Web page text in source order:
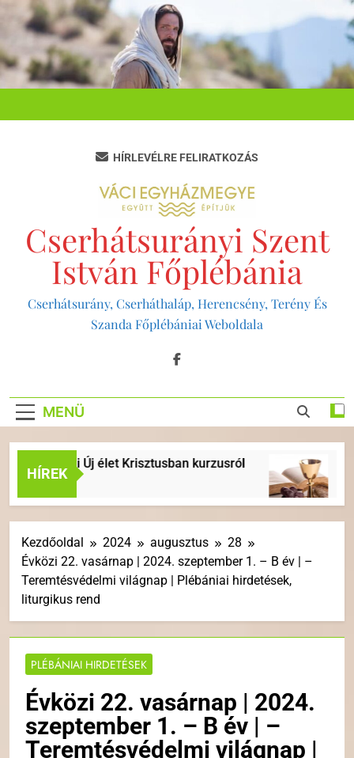
Ugrás
tartalomra
Cserhátsurányi Szent
István Főplébánia
Cserhátsurány, Cserháthaláp, Herencsény, Terény És
Szanda Főplébániai Weboldala
HÍRLEVÉLRE FELIRATKOZÁS
MENÜ
HÍREK
Új élet Krisztusban kurzusról ÉVKÖZI
1 Hét Ezelőtt
Kezdőoldal 2024 augusztus
28
Évközi 22. vasárnap | 2024. szeptember 1. – B év | –
Teremtésvédelmi világnap | Plébániai hirdetések,
liturgikus rend
PLÉBÁNIAI HIRDETÉSEK
Évközi 22. vasárnap | 2024.
szeptember 1. – B év | –
Teremtésvédelmi világnap |